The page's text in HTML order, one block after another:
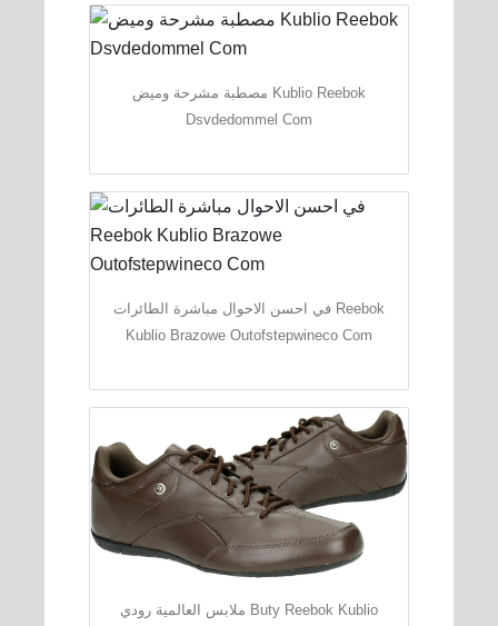
مصطبة مشرحة وميض Kublio Reebok
Dsvdedommel Com
في احسن الاحوال مباشرة الطائرات Reebok
Kublio Brazowe Outofstepwineco Com
ملابس العالمية رودي Buty Reebok Kublio